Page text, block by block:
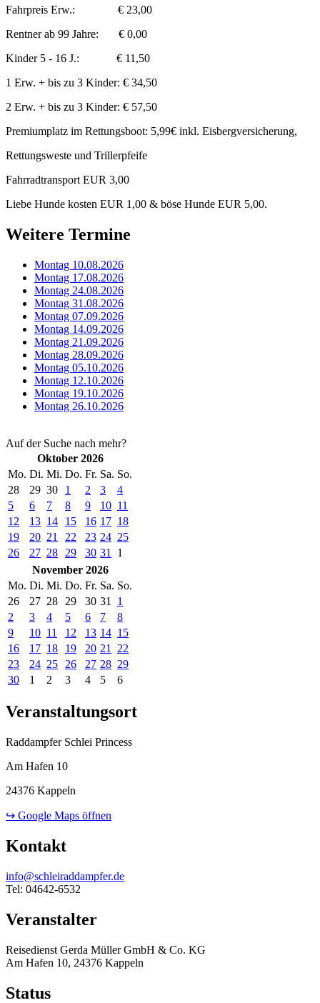
Fahrpreis Erw.: € 23,00
Rentner ab 99 Jahre: € 0,00
Kinder 5 - 16 J.: € 11,50
1 Erw. + bis zu 3 Kinder: € 34,50
2 Erw. + bis zu 3 Kinder: € 57,50
Premiumplatz im Rettungsboot: 5,99€ inkl. Eisbergversicherung,
Rettungsweste und Trillerpfeife
Fahrradtransport EUR 3,00
Liebe Hunde kosten EUR 1,00 & böse Hunde EUR 5,00.
Weitere Termine
Montag 10.08.2026
Montag 17.08.2026
Montag 24.08.2026
Montag 31.08.2026
Montag 07.09.2026
Montag 14.09.2026
Montag 21.09.2026
Montag 28.09.2026
Montag 05.10.2026
Montag 12.10.2026
Montag 19.10.2026
Montag 26.10.2026
Auf der Suche nach mehr?
Oktober 2026
Mo. Di. Mi. Do. Fr. Sa. So.
28
29 30 1 2 3
4
5
6 7 8 9 10 11
12
13 14 15 16 17 18
19
20 21 22 23 24 25
26
27 28 29 30 31
1
November 2026
Mo. Di. Mi. Do. Fr. Sa. So.
26
27 28 29 30 31
1
2
3 4 5 6 7
8
9
10 11 12 13 14 15
16
17 18 19 20 21
22
23
24 25 26 27 28 29
30
1 2 3 4 5 6
Veranstaltungsort
Raddampfer Schlei Princess
Am Hafen 10
24376 Kappeln
↪ Google Maps öffnen
Kontakt
info@schleiraddampfer.de
Tel: 04642-6532
Veranstalter
Reisedienst Gerda Müller GmbH & Co. KG
Am Hafen 10, 24376 Kappeln
Status